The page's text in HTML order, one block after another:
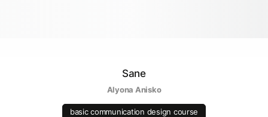
Sane
Alyona Anisko
basic communication design course